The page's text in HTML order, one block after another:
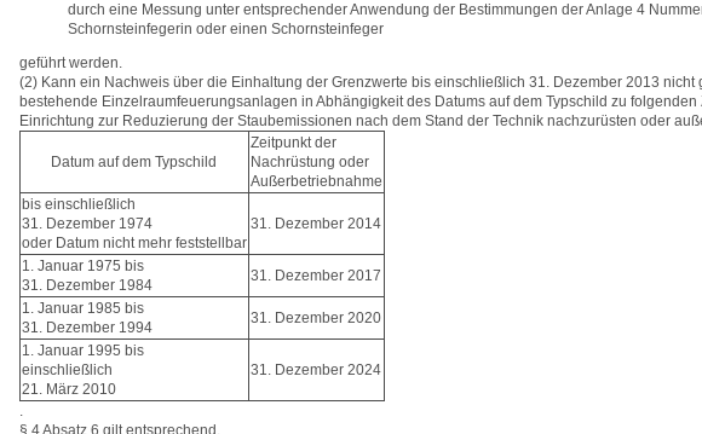
durch eine Messung unter entsprechender Anwendung der Bestimmungen der Anlage 4
Schornsteinfegerin oder einen Schornsteinfeger
geführt werden.
(2) Kann ein Nachweis über die Einhaltung der Grenzwerte bis einschließlich 31. Dezember 2013 nicht
bestehende Einzelraumfeuerungsanlagen in Abhängigkeit des Datums auf dem Typschild zu folgenden
Einrichtung zur Reduzierung der Staubemissionen nach dem Stand der Technik nachzurüsten oder
Datum auf dem Typschild
Zeitpunkt der
Nachrüstung oder
Außerbetriebnahme
bis einschließlich
31. Dezember 1974
oder Datum nicht mehr feststellbar
31. Dezember 2014
1. Januar 1975 bis
31. Dezember 1984
31. Dezember 2017
1. Januar 1985 bis
31. Dezember 1994
31. Dezember 2020
1. Januar 1995 bis
einschließlich
21. März 2010
31. Dezember 2024
.
§ 4 Absatz 6 gilt entsprechend.